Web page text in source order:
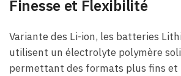
Finesse et Flexibilité
Variante des Li-ion, les batteries
utilisent un électrolyte polymère
permettant des formats plus fins et